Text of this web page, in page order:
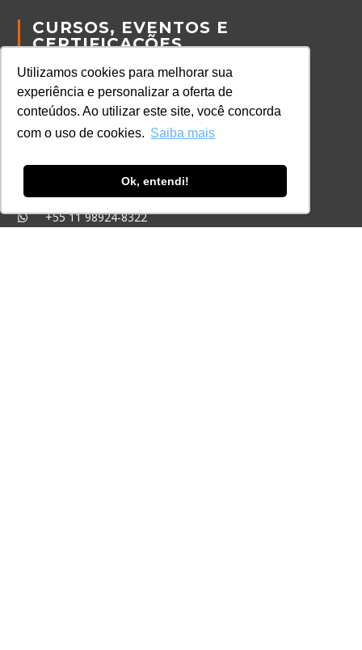
Utilizamos cookies para melhorar sua
experiência e personalizar a oferta de
conteúdos. Ao utilizar este site, você concorda
com o uso de cookies. Saiba mais
Ok, entendi!
CURSOS, EVENTOS E
CERTIFICAÇÕES
In Company
Eventos
Certificações
CONTATO
+55 11 98924-8322